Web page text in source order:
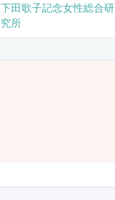
下田歌子記念女性総合研
究所